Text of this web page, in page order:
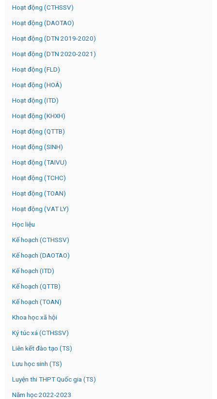
Hoạt động (CTHSSV)
Hoạt động (DAOTAO)
Hoạt động (DTN 2019-2020)
Hoạt động (DTN 2020-2021)
Hoạt động (FLD)
Hoạt động (HOÁ)
Hoạt động (ITD)
Hoạt động (KHXH)
Hoạt động (QTTB)
Hoạt động (SINH)
Hoạt động (TAIVU)
Hoạt động (TCHC)
Hoạt động (TOAN)
Hoạt động (VAT LY)
Học liệu
Kế hoạch (CTHSSV)
Kế hoạch (DAOTAO)
Kế hoạch (ITD)
Kế hoạch (QTTB)
Kế hoạch (TOAN)
Khoa học xã hội
Ký túc xá (CTHSSV)
Liên kết đào tạo (TS)
Lưu học sinh (TS)
Luyện thi THPT Quốc gia (TS)
Năm học 2022-2023